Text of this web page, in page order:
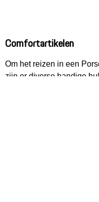
Comfortartikelen
Om het reizen in een
zijn er diverse handige